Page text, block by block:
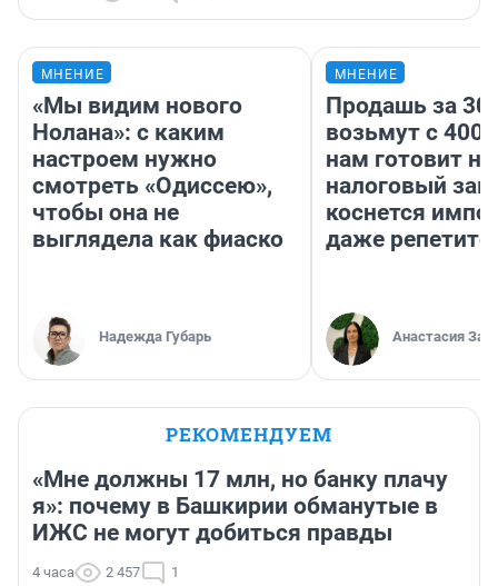
МНЕНИЕ
«Мы видим нового
Нолана»: с каким
настроем нужно
смотреть «Одиссею»,
чтобы она не
выглядела как фиаско
Надежда Губарь
МНЕНИЕ
Продашь за
возьмут с
нам готовит
налоговый
коснется
даже
Анастасия
РЕКОМЕНДУЕМ
«Мне должны 17 млн, но банку плачу
я»: почему в Башкирии обманутые в
ИЖС не могут добиться правды
4 часа 2 457 1